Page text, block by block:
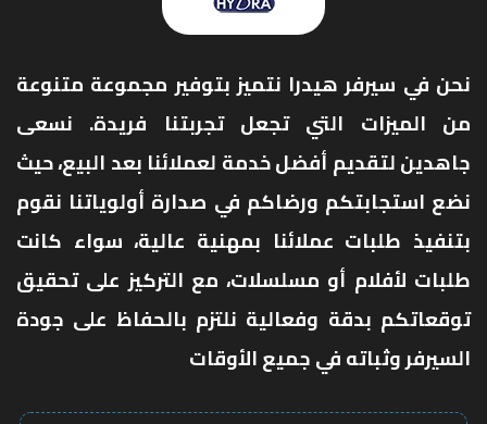
نحن في سيرفر هيدرا نتميز بتوفير مجموعة متنوعة
من الميزات التي تجعل تجربتنا فريدة. نسعى
جاهدين لتقديم أفضل خدمة لعملائنا بعد البيع، حيث
نضع استجابتكم ورضاكم في صدارة أولوياتنا نقوم
بتنفيذ طلبات عملائنا بمهنية عالية، سواء كانت
طلبات لأفلام أو مسلسلات، مع التركيز على تحقيق
توقعاتكم بدقة وفعالية نلتزم بالحفاظ على جودة
السيرفر وثباته في جميع الأوقات